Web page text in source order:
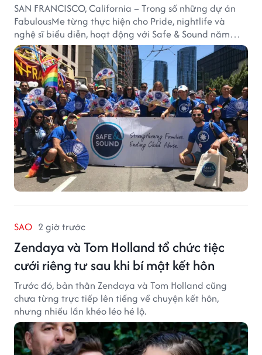
SAN FRANCISCO, California – Trong số những dự án
FabulousMe từng thực hiện cho Pride, nightlife và
nghệ sĩ biểu diễn, hoạt động với Safe & Sound năm
2019 mang một bối cảnh khác biệt. Safe & Sound là tổ
chức phi lợi nhuận tại San Francisco hoạt động trong
lĩnh vực phòng ngừa bạo hành trẻ em, hỗ trợ gia đình
và xây dựng môi trường an toàn cho trẻ em.
SAO 2 giờ trước
Zendaya và Tom Holland tổ chức tiệc
cưới riêng tư sau khi bí mật kết hôn
Trước đó, bản thân Zendaya và Tom Holland cũng
chưa từng trực tiếp lên tiếng về chuyện kết hôn,
nhưng nhiều lần khéo léo hé lộ.